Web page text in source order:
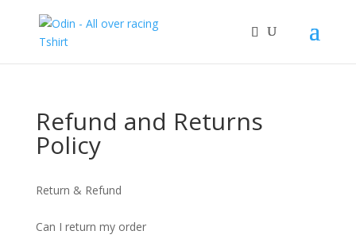
Refund and Returns
Policy
Return & Refund
Can I return my order